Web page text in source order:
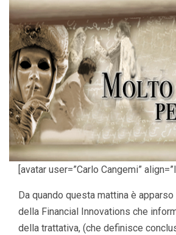
[avatar user=”Carlo Cangemi”
Da quando questa mattina è
della Financial Innovations che
della trattativa, (che definisce